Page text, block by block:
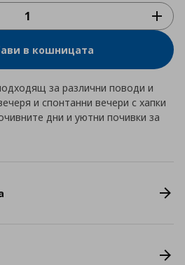
в кошницата
за различни поводи и
и спонтанни вечери с хапки
дни и уютни почивки за